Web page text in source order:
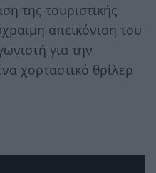
της τουριστικής
απεικόνιση του
για την
χορταστικό θρίλερ